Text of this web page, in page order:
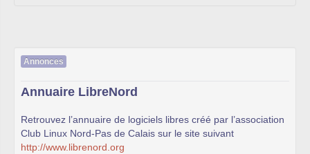
Annonces
Annuaire LibreNord
Retrouvez l’annuaire de logiciels libres créé par l’association
Club Linux Nord-Pas de Calais sur le site suivant
http://www.librenord.org